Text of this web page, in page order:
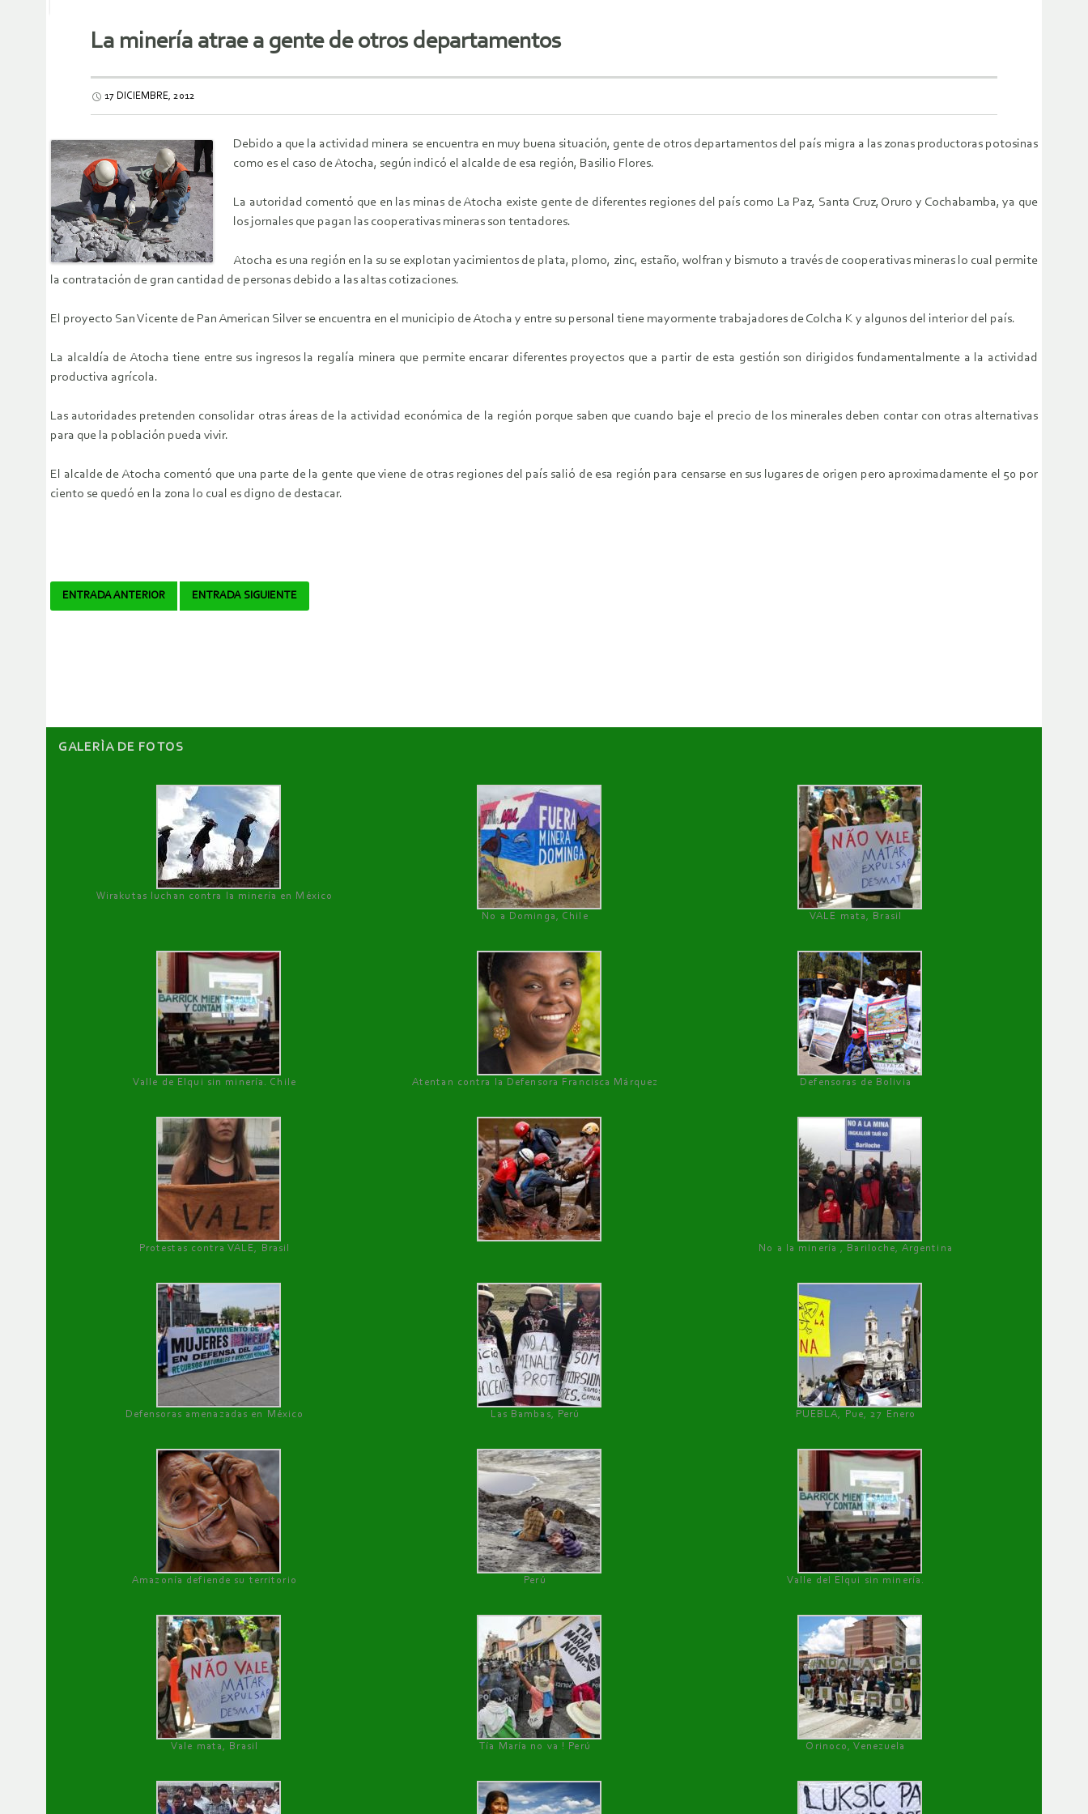
La minería atrae a gente de otros departamentos
17 DICIEMBRE, 2012
Debido a que la actividad minera se encuentra en muy buena situación, gente de otros departamentos del país migra a las zonas productoras potosinas
como es el caso de Atocha, según indicó el alcalde de esa región, Basilio Flores.
La autoridad comentó que en las minas de Atocha existe gente de diferentes regiones del país como La Paz, Santa Cruz, Oruro y Cochabamba, ya que
los jornales que pagan las cooperativas mineras son tentadores.
Atocha es una región en la su se explotan yacimientos de plata, plomo, zinc, estaño, wolfran y bismuto a través de cooperativas mineras lo cual permite
la contratación de gran cantidad de personas debido a las altas cotizaciones.
El proyecto San Vicente de Pan American Silver se encuentra en el municipio de Atocha y entre su personal tiene mayormente trabajadores de Colcha K y algunos del interior del país.
La alcaldía de Atocha tiene entre sus ingresos la regalía minera que permite encarar diferentes proyectos que a partir de esta gestión son dirigidos fundamentalmente a la actividad
productiva agrícola.
Las autoridades pretenden consolidar otras áreas de la actividad económica de la región porque saben que cuando baje el precio de los minerales deben contar con otras alternativas
para que la población pueda vivir.
El alcalde de Atocha comentó que una parte de la gente que viene de otras regiones del país salió de esa región para censarse en sus lugares de origen pero aproximadamente el 50 por
ciento se quedó en la zona lo cual es digno de destacar.
Navegador
ENTRADA ANTERIOR ENTRADA SIGUIENTE
GALERÌA DE FOTOS
Wirakutas luchan contra la minería en México
No a Dominga, Chile
VALE mata, Brasil
Valle de Elqui sin minería. Chile Atentan contra la Defensora Francisca Márquez Defensoras de Bolivia
Protestas contra VALE, Brasil No a la minería , Bariloche, Argentina
Defensoras amenazadas en México Las Bambas, Perú PUEBLA, Pue, 27 Enero
Amazonía defiende su territorio Perú Valle del Elqui sin minería.
Vale mata, Brasil Tía María no va ! Perú Orinoco, Venezuela